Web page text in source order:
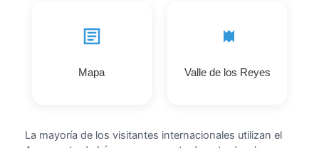
Mapa Valle de los Reyes
La mayoría de los visitantes internacionales utilizan el